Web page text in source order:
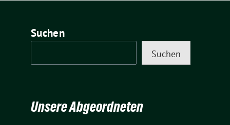
Suchen
Suchen
Unsere Abgeordneten